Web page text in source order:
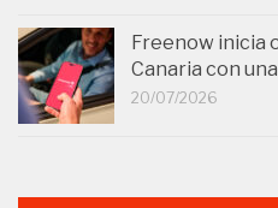
Freenow inicia
Canaria con
20/07/2026